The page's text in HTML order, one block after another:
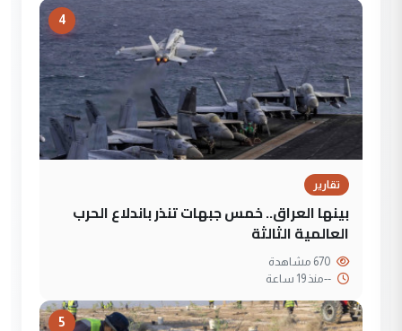
4
تقارير
بينها العراق.. خمس جبهات تنذر باندلاع الحرب
العالمية الثالثة
--منذ 19 ساعة
5